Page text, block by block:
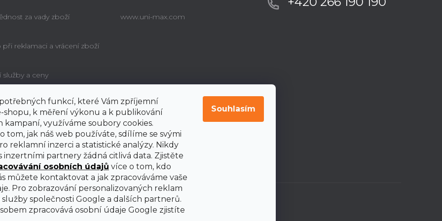
funkcí, které Vám zpříjemní
shopu, k měření výkonu a k publikování
kampaní, využíváme soubory cookies.
tom, jak náš web používáte, sdílíme se svými
reklamní inzerci a statistické analýzy. Nikdy
inzertními partnery žádná citlivá data. Zjistěte
osobních údajů více o tom, kdo
můžete kontaktovat a jak zpracováváme vaše
Pro zobrazování personalizovaných reklam
společnosti Google a dalších partnerů.
zpracovává osobní údaje Google zjistíte
Souhlasím
za vady zboží
při reklamaci a vrácení zboží
služby a ceny
poučení o právu
na odstoupení od
www.uni-max.com